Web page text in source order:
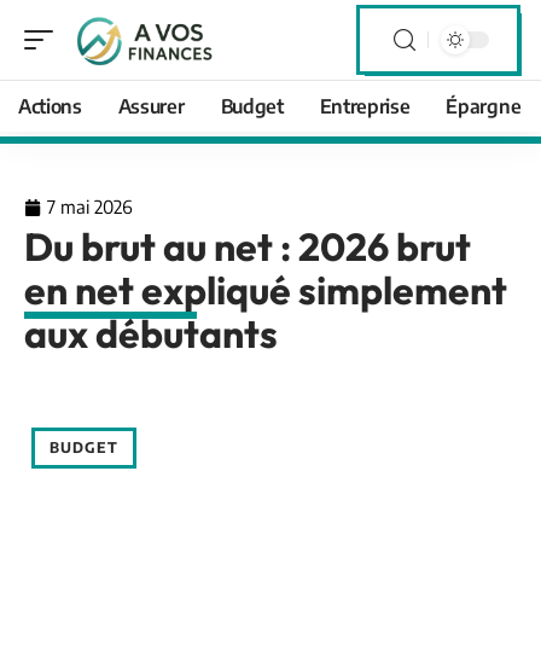
Actions Assurer Budget Entreprise Épargne
7 mai 2026
Du brut au net : 2026 brut
en net expliqué simplement
aux débutants
BUDGET